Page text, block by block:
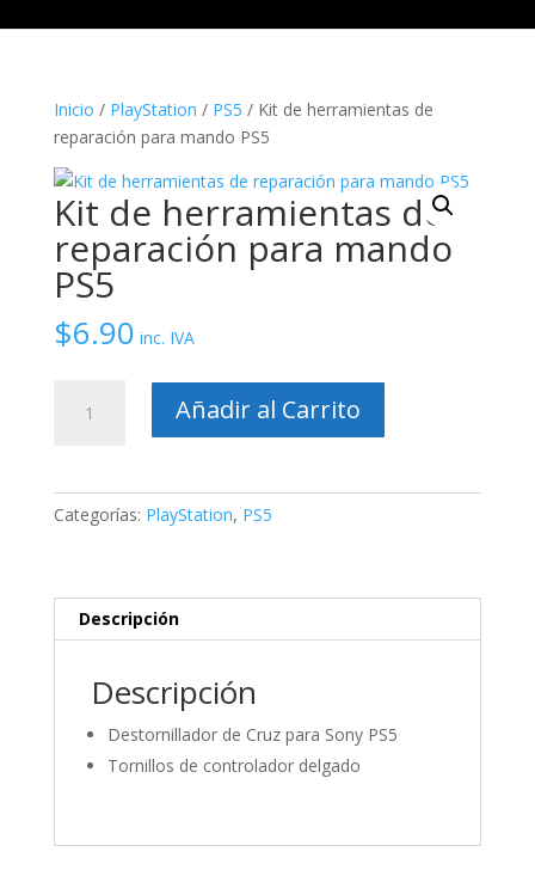
Inicio / PlayStation / PS5 / Kit de herramientas de
reparación para mando PS5
Kit de herramientas de
reparación para mando
PS5
$6.90 inc. IVA
reparación
cantidad
Añadir al Carrito
Categorías: PlayStation, PS5
Descripción
Descripción
Destornillador de Cruz para Sony PS5
Tornillos de controlador delgado